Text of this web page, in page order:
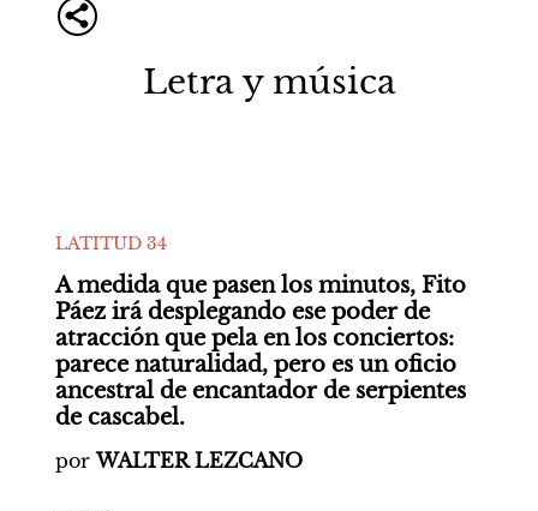
Letra y música
LATITUD 34
A medida que pasen los minutos, Fito
Páez irá desplegando ese poder de
atracción que pela en los conciertos:
parece naturalidad, pero es un oficio
ancestral de encantador de serpientes
de cascabel.
por WALTER LEZCANO